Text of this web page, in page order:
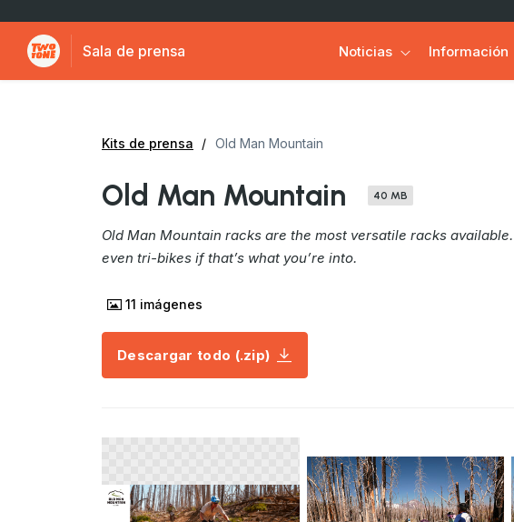
Sala de prensa Noticias Información
Kits de prensa Old Man Mountain
Old Man Mountain 40 MB
Old Man Mountain racks are the most versatile racks
even tri-bikes if that’s what you’re into.
11 imágenes
Descargar todo (.zip)